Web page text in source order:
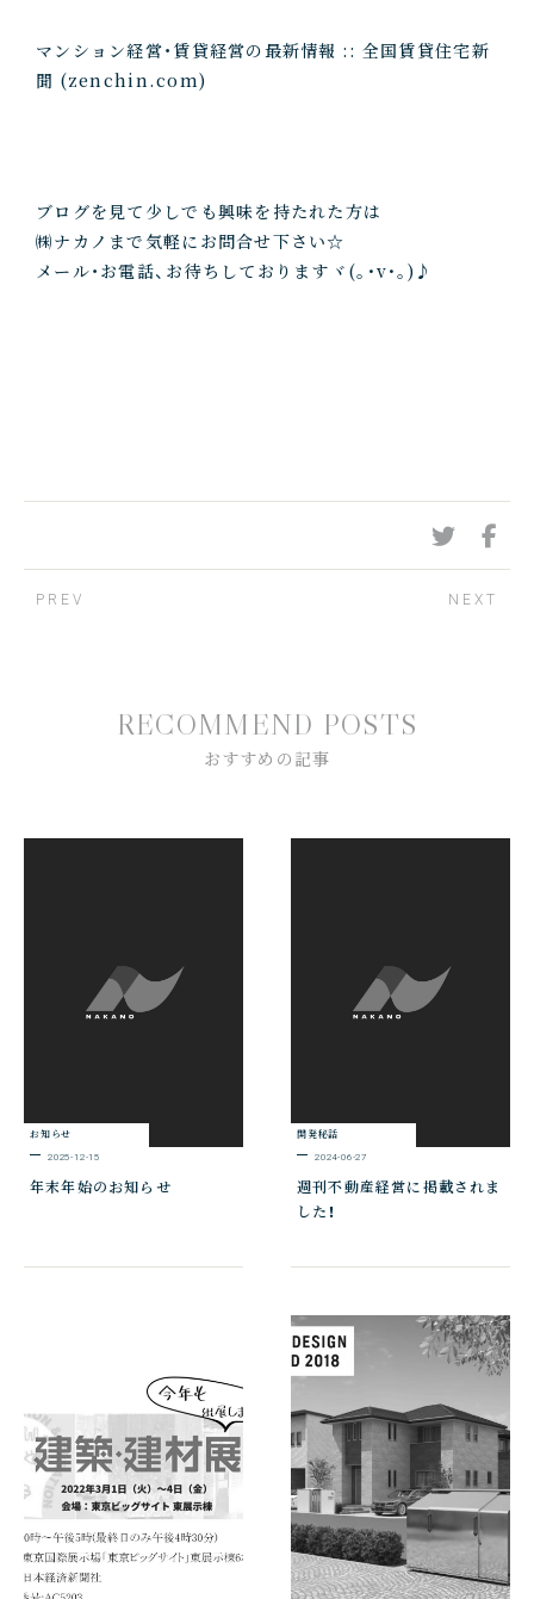
マンション経営・賃貸経営の最新情報 :: 全国賃貸住宅新
聞 (zenchin.com)
ブログを見て少しでも興味を持たれた方は
㈱ナカノまで気軽にお問合せ下さい☆
メール・お電話、お待ちしておりますヾ(｡･v･｡)♪
PREV NEXT
RECOM M END POSTS
おすすめ の 記事
お知らせ
2025-12-15
年末年始のお知らせ
開発秘話
2024-06-27
週刊不動産経営に掲載されま
した！